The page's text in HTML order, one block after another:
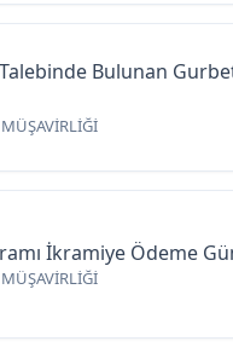
Talebinde Bulunan
İkramiye Ödeme